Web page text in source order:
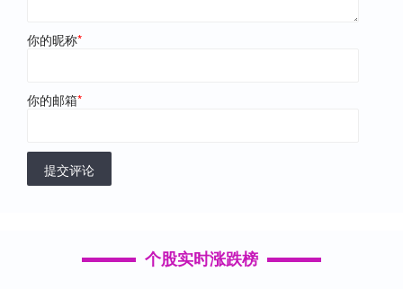
你的昵称*
你的邮箱*
提交评论
个股实时涨跌榜